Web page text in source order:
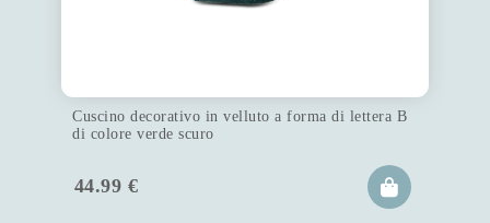
Cuscino decorativo in velluto a forma di lettera B
di colore verde scuro
44.99 €